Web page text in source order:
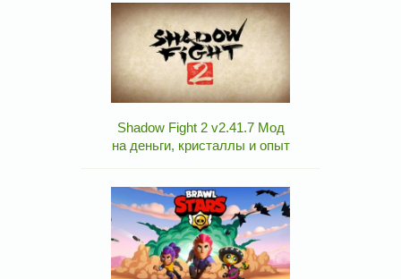
Shadow Fight 2 v2.41.7 Мод
на деньги, кристаллы и опыт